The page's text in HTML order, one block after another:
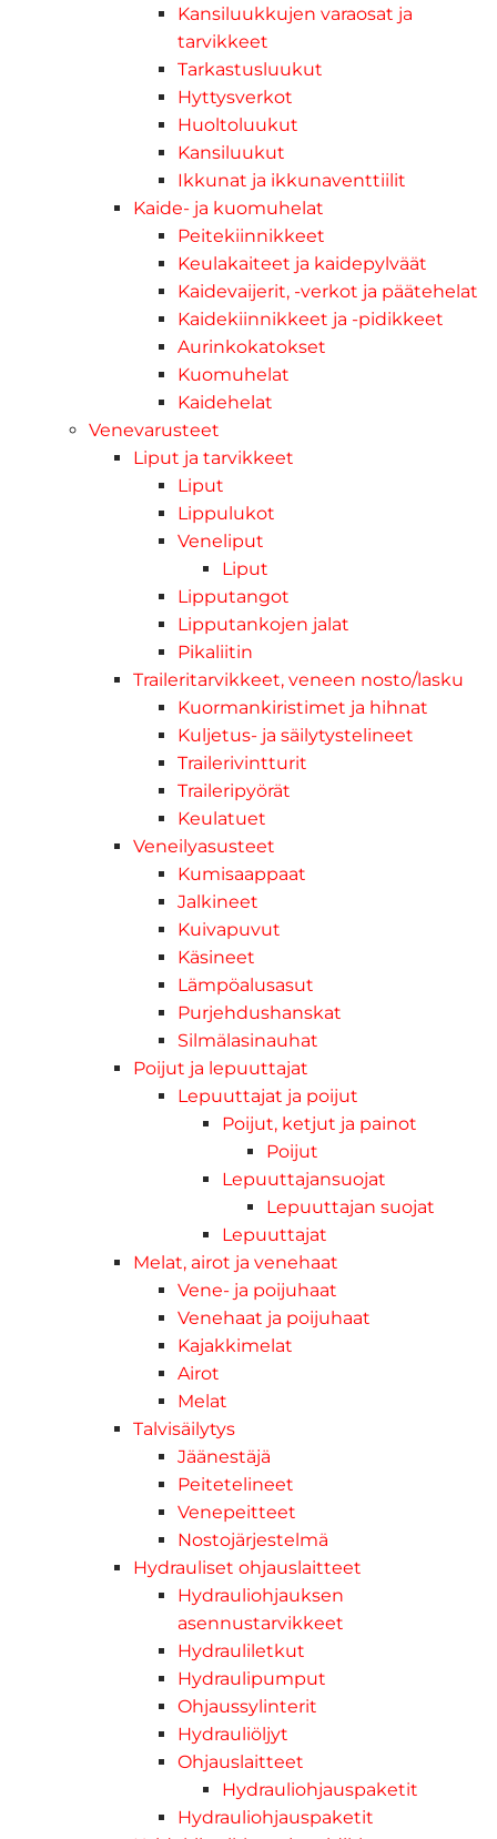
Kansiluukkujen varaosat ja
tarvikkeet
Tarkastusluukut
Hyttysverkot
Huoltoluukut
Kansiluukut
Ikkunat ja ikkunaventtiilit
Kaide- ja kuomuhelat
Peitekiinnikkeet
Keulakaiteet ja kaidepylväät
Kaidevaijerit, -verkot ja päätehelat
Kaidekiinnikkeet ja -pidikkeet
Aurinkokatokset
Kuomuhelat
Kaidehelat
Venevarusteet
Liput ja tarvikkeet
Liput
Lippulukot
Veneliput
Liput
Lipputangot
Lipputankojen jalat
Pikaliitin
Traileritarvikkeet, veneen nosto/lasku
Kuormankiristimet ja hihnat
Kuljetus- ja säilytystelineet
Trailerivintturit
Traileripyörät
Keulatuet
Veneilyasusteet
Kumisaappaat
Jalkineet
Kuivapuvut
Käsineet
Lämpöalusasut
Purjehdushanskat
Silmälasinauhat
Poijut ja lepuuttajat
Lepuuttajat ja poijut
Poijut, ketjut ja painot
Poijut
Lepuuttajansuojat
Lepuuttajan suojat
Lepuuttajat
Melat, airot ja venehaat
Vene- ja poijuhaat
Venehaat ja poijuhaat
Kajakkimelat
Airot
Melat
Talvisäilytys
Jäänestäjä
Peitetelineet
Venepeitteet
Nostojärjestelmä
Hydrauliset ohjauslaitteet
Hydrauliohjauksen
asennustarvikkeet
Hydrauliletkut
Hydraulipumput
Ohjaussylinterit
Hydrauliöljyt
Ohjauslaitteet
Hydrauliohjauspaketit
Hydrauliohjauspaketit